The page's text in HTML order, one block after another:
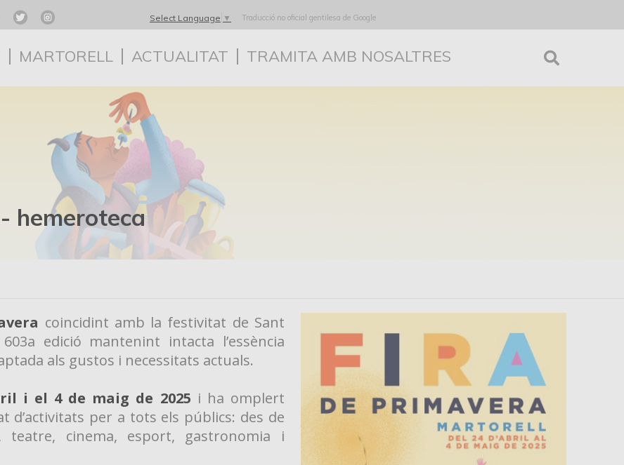
Select Language ▼ Traducció no oficial gentilesa de Google
MARTORELL ACTUALITAT TRAMITA AMB NOSALTRES
hemeroteca
coincidint amb la festivitat de Sant
edició mantenint intacta l’essència
als gustos i necessitats actuals.
i el 4 de maig de 2025 i ha omplert
per a tots els públics: des de
cinema, esport, gastronomia i